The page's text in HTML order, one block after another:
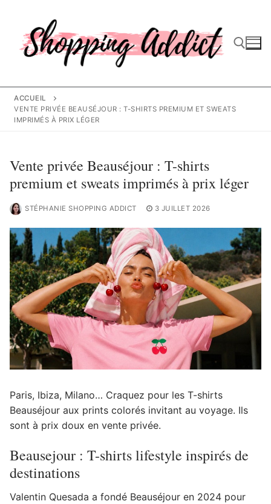
contenu
ACCUEIL
VENTE PRIVÉE BEAUSÉJOUR : T-SHIRTS PREMIUM ET SWEATS
IMPRIMÉS À PRIX LÉGER
Vente privée Beauséjour : T-shirts
premium et sweats imprimés à prix léger
STÉPHANIE SHOPPING ADDICT 3 JUILLET 2026
Paris, Ibiza, Milano… Craquez pour les T-shirts
Beauséjour aux prints colorés invitant au voyage. Ils
sont à prix doux en vente privée.
Beausejour : T-shirts lifestyle inspirés de
destinations
Valentin Quesada a fondé Beauséjour en 2024 pour